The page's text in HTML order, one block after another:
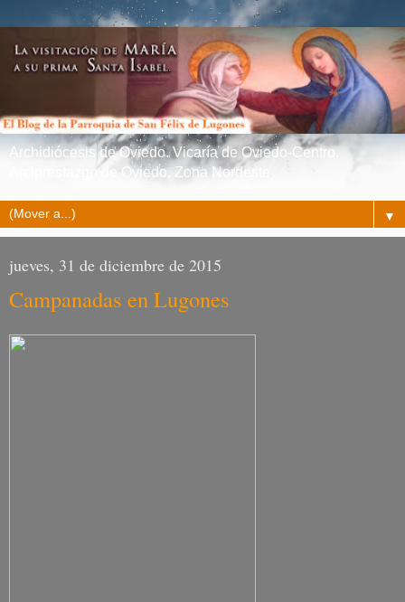
Archidiócesis de Oviedo. Vicaría de Oviedo-Centro.
Arciprestazgo de Oviedo. Zona Nordeste
▼
jueves, 31 de diciembre de 2015
Campanadas en Lugones